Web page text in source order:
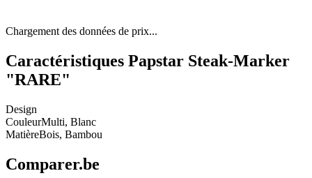
Chargement des données de prix...
Caractéristiques Papstar Steak-Marker
"RARE"
Design
CouleurMulti, Blanc
MatièreBois, Bambou
Comparer.be